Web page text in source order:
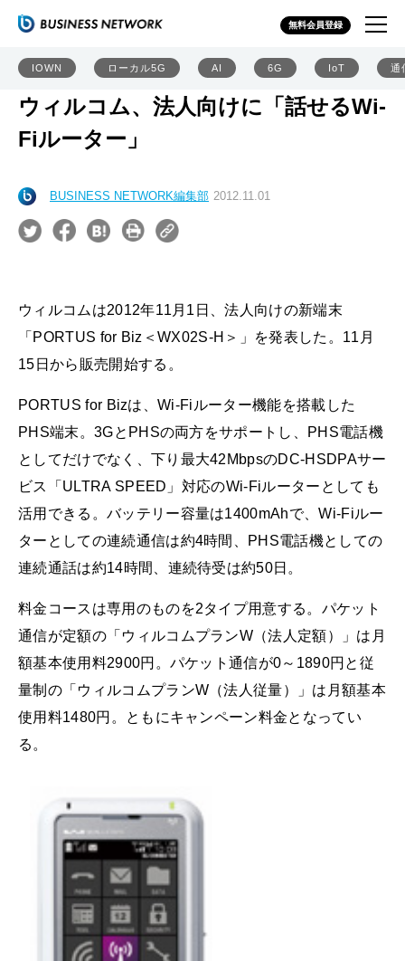
無料会員登録
IOWN ローカル5G AI 6G IoT 通
ウィルコム、法人向けに「話せるWi-
Fiルーター」
BUSINESS NETWORK編集部 2012.11.01
ウィルコムは2012年11月1日、法人向けの新端末
「PORTUS for Biz＜WX02S-H＞」を発表した。11月
15日から販売開始する。
PORTUS for Bizは、Wi-Fiルーター機能を搭載した
PHS端末。3GとPHSの両方をサポートし、PHS電話機
としてだけでなく、下り最大42MbpsのDC-HSDPAサー
ビス「ULTRA SPEED」対応のWi-Fiルーターとしても
活用できる。バッテリー容量は1400mAhで、Wi-Fiルー
ターとしての連続通信は約4時間、PHS電話機としての
連続通話は約14時間、連続待受は約50日。
料金コースは専用のものを2タイプ用意する。パケット
通信が定額の「ウィルコムプランW（法人定額）」は月
額基本使用料2900円。パケット通信が0～1890円と従
量制の「ウィルコムプランW（法人従量）」は月額基本
使用料1480円。ともにキャンペーン料金となってい
る。